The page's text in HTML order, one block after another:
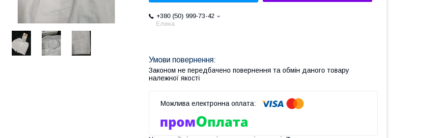
+380 (50) 999-73-42
Елена
Законом не передбачено повернення та обмін даного товару
належної якості